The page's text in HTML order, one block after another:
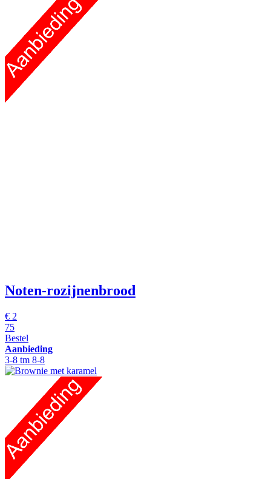
Noten-rozijnenbrood
€ 2
75
Bestel
Aanbieding
3-8 tm 8-8